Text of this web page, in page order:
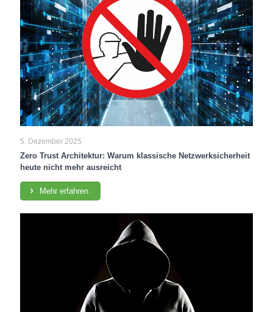
5. Dezember 2025
Zero Trust Architektur: Warum klassische Netzwerksicherheit
heute nicht mehr ausreicht
Mehr erfahren